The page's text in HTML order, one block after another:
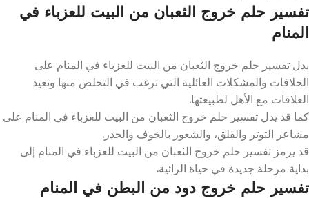
تفسير حلم خروج الثعبان من البيت للعزباء في
المنام
يدل تفسير حلم خروج الثعبان من البيت للعزباء في المنام على
الخلافات والمشكلات العائلية التي ترغب في التخلص منها وتعيد
العلاقات مع الأهل لطبيعتها.
كما قد يدل تفسير حلم خروج الثعبان من البيت للعزباء في المنام على
مشاعر التوتر والقلق، والشعور بالخوف والحذر.
قد يرمز تفسير حلم خروج الثعبان من البيت للعزباء في المنام إلى
بداية مرحلة جديدة في حياة الرائية.
تفسير حلم خروج دود من البطن في المنام